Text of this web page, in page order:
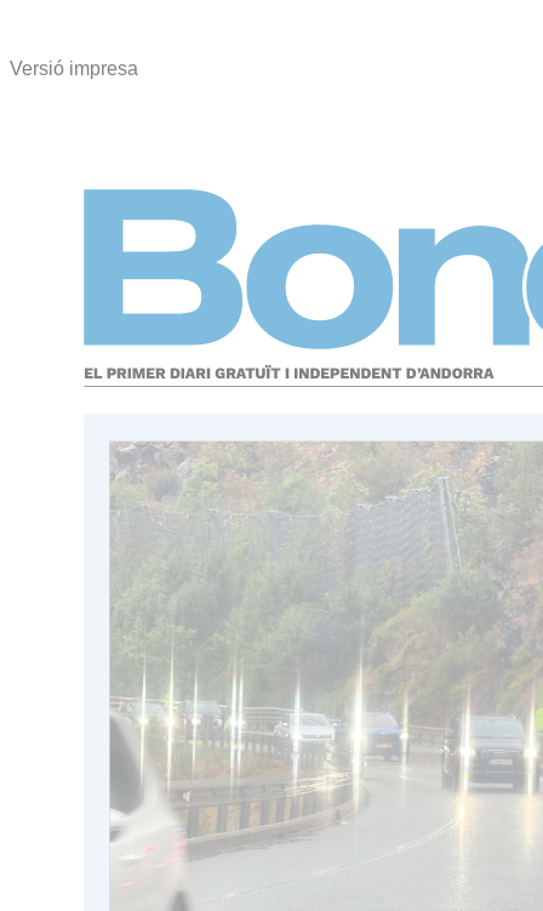
Versió impresa